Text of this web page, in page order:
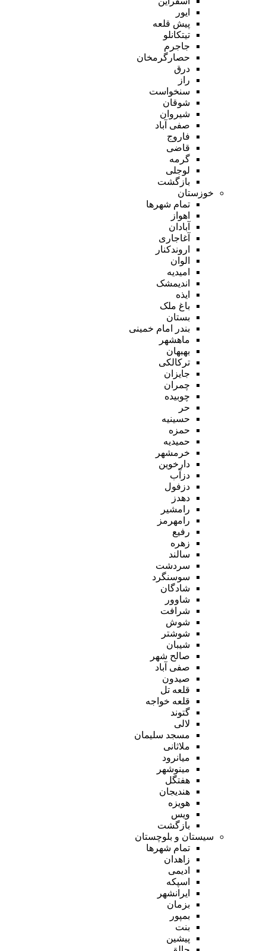
ایور
پیش قلعه
تیتکانلو
جاجرم
حصارگرمخان
درق
راز
سنخواست
شوقان
شیروان
صفی آباد
فاروج
قاضی
گرمه
لوجلی
بازگشت
خوزستان
تمام شهر‌ها
اهواز
آبادان
آغاجاری
اروندکنار
الوان
امیدیه
اندیمشک
ایذه
باغ ملک
بستان
بندر امام خمینی
ماهشهر
بهبهان
ترکالکی
جایزان
چمران
چوبیده
حر
حسینیه
حمزه
حمیدیه
خرمشهر
دارخوین
دزآب
دزفول
دهدز
رامشیر
رامهرمز
رفیع
زهره
سالند
سردشت
سوسنگرد
شادگان
شاوور
شرافت
شوش
شوشتر
شیبان
صالح شهر
صفی آباد
صیدون
قلعه تل
قلعه خواجه
گتوند
لالی
مسجد سلیمان
ملاثانی
میانرود
مینوشهر
هفتگل
هندیجان
هویزه
ویس
بازگشت
سیستان و بلوچستان
تمام شهر‌ها
زاهدان
ادیمی
اسپکه
ایرانشهر
بزمان
بمپور
بنت
پیشین